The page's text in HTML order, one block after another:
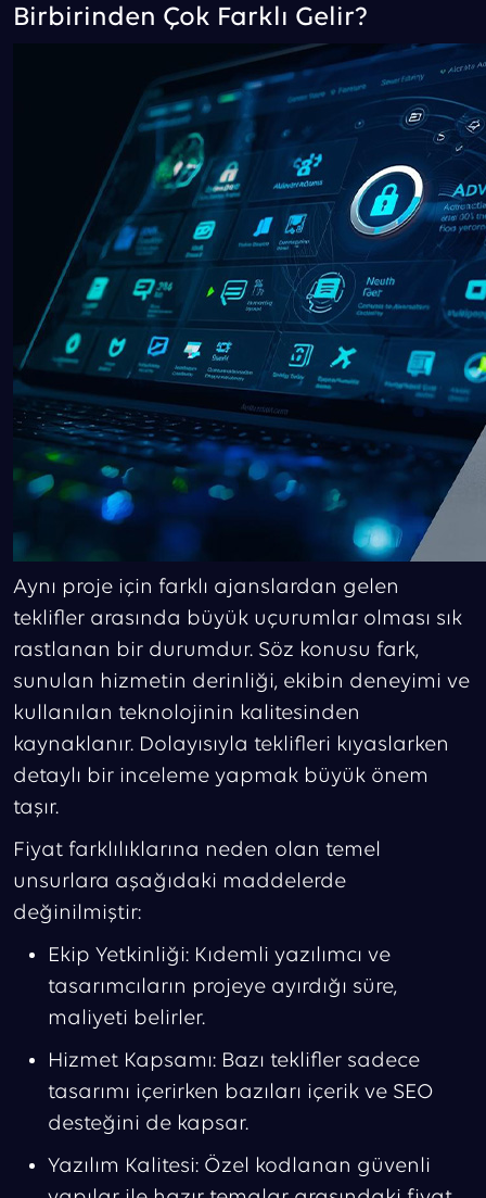
Birbirinden Çok Farklı Gelir?
Aynı proje için farklı ajanslardan gelen
teklifler arasında büyük uçurumlar olması sık
rastlanan bir durumdur. Söz konusu fark,
sunulan hizmetin derinliği, ekibin deneyimi ve
kullanılan teknolojinin kalitesinden
kaynaklanır. Dolayısıyla teklifleri kıyaslarken
detaylı bir inceleme yapmak büyük önem
taşır.
Fiyat farklılıklarına neden olan temel
unsurlara aşağıdaki maddelerde
değinilmiştir:
Ekip Yetkinliği: Kıdemli yazılımcı ve
tasarımcıların projeye ayırdığı süre,
maliyeti belirler.
Hizmet Kapsamı: Bazı teklifler sadece
tasarımı içerirken bazıları içerik ve SEO
desteğini de kapsar.
Yazılım Kalitesi: Özel kodlanan güvenli